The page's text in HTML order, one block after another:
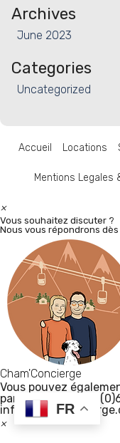
Contact
Archives
June 2023
Categories
Uncategorized
Accueil Locations
Mentions Legales
FR
×
Vous souhaitez discuter ?
Nous vous répondrons
Cham'Concierge
Vous pouvez
par téléphone
×